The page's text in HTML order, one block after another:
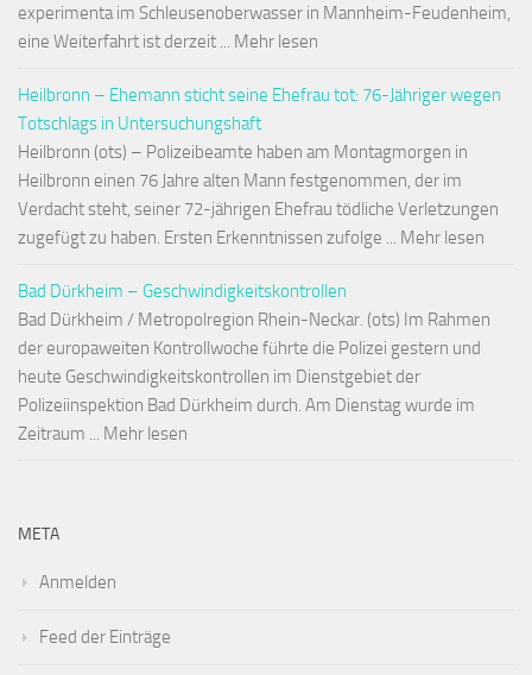
experimenta im Schleusenoberwasser in Mannheim-Feudenheim,
eine Weiterfahrt ist derzeit ... Mehr lesen
Heilbronn – Ehemann sticht seine Ehefrau tot: 76-Jähriger wegen
Totschlags in Untersuchungshaft
Heilbronn (ots) – Polizeibeamte haben am Montagmorgen in
Heilbronn einen 76 Jahre alten Mann festgenommen, der im
Verdacht steht, seiner 72-jährigen Ehefrau tödliche Verletzungen
zugefügt zu haben. Ersten Erkenntnissen zufolge ... Mehr lesen
Bad Dürkheim – Geschwindigkeitskontrollen
Bad Dürkheim / Metropolregion Rhein-Neckar. (ots) Im Rahmen
der europaweiten Kontrollwoche führte die Polizei gestern und
heute Geschwindigkeitskontrollen im Dienstgebiet der
Polizeiinspektion Bad Dürkheim durch. Am Dienstag wurde im
Zeitraum ... Mehr lesen
META
Anmelden
Feed der Einträge